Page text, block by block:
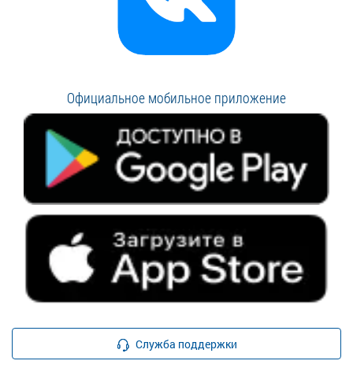
Официальное мобильное приложение
Служба поддержки